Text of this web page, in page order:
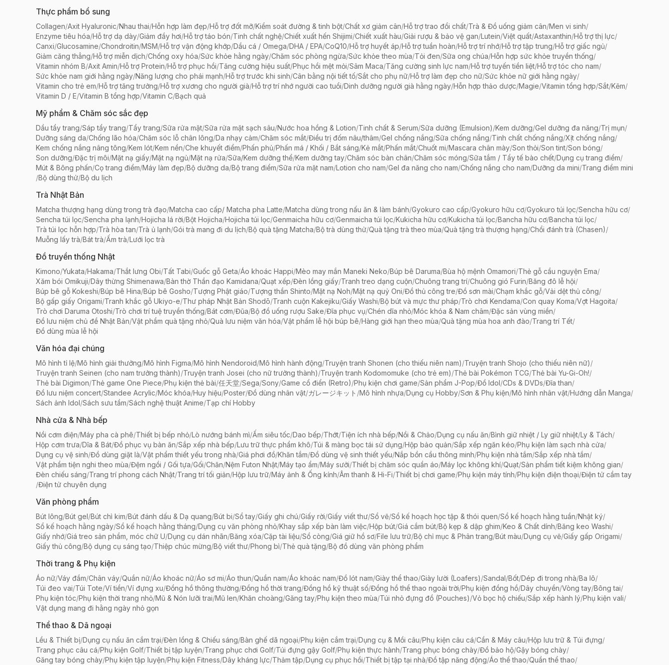
Thực phẩm bổ sung
Collagen/Axit Hyaluronic/Nhau thai/Hỗn hợp làm đẹp/Hỗ trợ đốt mỡ/Kiểm soát đường & tinh bột/Chất xơ giảm cân/Hỗ trợ trao đổi chất/Trà & Đồ uống giảm cân/Men vi sinh/
Enzyme tiêu hóa/Hỗ trợ dạ dày/Giảm đầy hơi/Hỗ trợ táo bón/Tinh chất nghệ/Chiết xuất hến Shijimi/Chiết xuất hàu/Giải rượu & bảo vệ gan/Lutein/Việt quất/Astaxanthin/Hỗ trợ thị lực/
Canxi/Glucosamine/Chondroitin/MSM/Hỗ trợ vận động khớp/Dầu cá / Omega/DHA / EPA/CoQ10/Hỗ trợ huyết áp/Hỗ trợ tuần hoàn/Hỗ trợ trí nhớ/Hỗ trợ tập trung/Hỗ trợ giấc ngủ/
Giảm căng thẳng/Hỗ trợ miễn dịch/Chống oxy hóa/Sức khỏe hằng ngày/Chăm sóc phòng ngừa/Sức khỏe theo mùa/Tỏi đen/Sữa ong chúa/Hỗn hợp sức khỏe truyền thống/
Vitamin nhóm B/Axit Amin/Hỗ trợ Protein/Hỗ trợ phục hồi/Tăng cường hiệu suất/Phục hồi mệt mỏi/Sâm Maca/Tăng cường sinh lực nam/Hỗ trợ tuyến tiền liệt/Hỗ trợ tóc cho nam/
Sức khỏe nam giới hằng ngày/Năng lượng cho phái mạnh/Hỗ trợ trước khi sinh/Cân bằng nội tiết tố/Sắt cho phụ nữ/Hỗ trợ làm đẹp cho nữ/Sức khỏe nữ giới hằng ngày/
Vitamin cho trẻ em/Hỗ trợ tăng trưởng/Hỗ trợ xương cho người già/Hỗ trợ trí nhớ người cao tuổi/Dinh dưỡng người già hằng ngày/Hỗn hợp thảo dược/Magie/Vitamin tổng hợp/Sắt/Kẽm/
Vitamin D / E/Vitamin B tổng hợp/Vitamin C/Bạch quả
Mỹ phẩm & Chăm sóc sắc đẹp
Dầu tẩy trang/Sáp tẩy trang/Tẩy trang/Sữa rửa mặt/Sữa rửa mặt sạch sâu/Nước hoa hồng & Lotion/Tinh chất & Serum/Sữa dưỡng (Emulsion)/Kem dưỡng/Gel dưỡng đa năng/Trị mụn/
Dưỡng sáng da/Chống lão hóa/Chăm sóc lỗ chân lông/Da nhạy cảm/Chăm sóc mắt/Điều trị đốm nâu/thâm/Gel chống nắng/Sữa chống nắng/Tinh chất chống nắng/Xịt chống nắng/
Kem chống nắng nâng tông/Kem lót/Kem nền/Che khuyết điểm/Phấn phủ/Phấn má / Khối / Bắt sáng/Kẻ mắt/Phấn mắt/Chuốt mi/Mascara chân mày/Son thỏi/Son tint/Son bóng/
Son dưỡng/Đặc trị môi/Mặt nạ giấy/Mặt nạ ngủ/Mặt nạ rửa/Sữa/Kem dưỡng thể/Kem dưỡng tay/Chăm sóc bàn chân/Chăm sóc móng/Sữa tắm / Tẩy tế bào chết/Dụng cụ trang điểm/
Mút & Bông phấn/Cọ trang điểm/Máy làm đẹp/Bộ dưỡng da/Bộ trang điểm/Sữa rửa mặt nam/Lotion cho nam/Gel đa năng cho nam/Chống nắng cho nam/Dưỡng da mini/Trang điểm mini
/Bộ dùng thử/Bộ du lịch
Trà Nhật Bản
Matcha thượng hạng dùng trong trà đạo/Matcha cao cấp/ Matcha pha Latte/Matcha dùng trong nấu ăn & làm bánh/Gyokuro cao cấp/Gyokuro hữu cơ/Gyokuro túi lọc/Sencha hữu cơ/
Sencha túi lọc/Sencha pha lạnh/Hojicha lá rời/Bột Hojicha/Hojicha túi lọc/Genmaicha hữu cơ/Genmaicha túi lọc/Kukicha hữu cơ/Kukicha túi lọc/Bancha hữu cơ/Bancha túi lọc/
Trà túi lọc hỗn hợp/Trà hòa tan/Trà ủ lạnh/Gói trà mang đi du lịch/Bộ quà tặng Matcha/Bộ trà dùng thử/Quà tặng trà theo mùa/Quà tặng trà thượng hạng/Chổi đánh trà (Chasen)/
Muỗng lấy trà/Bát trà/Ấm trà/Lưới lọc trà
Đồ truyền thống Nhật
Kimono/Yukata/Hakama/Thắt lưng Obi/Tất Tabi/Guốc gỗ Geta/Áo khoác Happi/Mèo may mắn Maneki Neko/Búp bê Daruma/Bùa hộ mệnh Omamori/Thẻ gỗ cầu nguyện Ema/
Xăm bói Omikuji/Dây thừng Shimenawa/Bàn thờ Thần đạo Kamidana/Quạt xếp/Đèn lồng giấy/Tranh treo dạng cuộn/Chuông trang trí/Chuông gió Furin/Băng đô lễ hội/
Búp bê gỗ Kokeshi/Búp bê Hina/Búp bê Gosho/Tượng Phật giáo/Tượng thần Shinto/Mặt nạ Noh/Mặt nạ quỷ Oni/Đồ thủ công tre/Đồ sơn mài/Chạm khắc gỗ/Vải dệt thủ công/
Bộ gấp giấy Origami/Tranh khắc gỗ Ukiyo-e/Thư pháp Nhật Bản Shodō/Tranh cuộn Kakejiku/Giấy Washi/Bộ bút và mực thư pháp/Trò chơi Kendama/Con quay Koma/Vợt Hagoita/
Trò chơi Daruma Otoshi/Trò chơi trí tuệ truyền thống/Bát cơm/Đũa/Bộ đồ uống rượu Sake/Đĩa phục vụ/Chén dĩa nhỏ/Móc khóa & Nam châm/Đặc sản vùng miền/
Đồ lưu niệm chủ đề Nhật Bản/Vật phẩm quà tặng nhỏ/Quà lưu niệm văn hóa/Vật phẩm lễ hội búp bê/Hàng giới hạn theo mùa/Quà tặng mùa hoa anh đào/Trang trí Tết/
Đồ dùng mùa lễ hội
Văn hóa đại chúng
Mô hình tỉ lệ/Mô hình giải thưởng/Mô hình Figma/Mô hình Nendoroid/Mô hình hành động/Truyện tranh Shonen (cho thiếu niên nam)/Truyện tranh Shojo (cho thiếu niên nữ)/
Truyện tranh Seinen (cho nam trưởng thành)/Truyện tranh Josei (cho nữ trưởng thành)/Truyện tranh Kodomomuke (cho trẻ em)/Thẻ bài Pokémon TCG/Thẻ bài Yu-Gi-Oh!/
Thẻ bài Digimon/Thẻ game One Piece/Phụ kiện thẻ bài/任天堂/Sega/Sony/Game cổ điển (Retro)/Phụ kiện chơi game/Sản phẩm J-Pop/Đồ Idol/CDs & DVDs/Đĩa than/
Đồ lưu niệm concert/Standee Acrylic/Móc khóa/Huy hiệu/Poster/Đồ dùng nhân vật/ガレージキット /Mô hình nhựa/Dụng cụ Hobby/Sơn & Phụ kiện/Mô hình nhân vật/Hướng dẫn Manga/
Sách ảnh Idol/Sách sưu tầm/Sách nghệ thuật Anime/Tạp chí Hobby
Nhà cửa & Nhà bếp
Nồi cơm điện/Máy pha cà phê/Thiết bị bếp nhỏ/Lò nướng bánh mì/Ấm siêu tốc/Dao bếp/Thớt/Tiện ích nhà bếp/Nồi & Chảo/Dụng cụ nấu ăn/Bình giữ nhiệt / Ly giữ nhiệt/Ly & Tách/
Hộp cơm trưa/Dĩa & Bát/Đồ phục vụ bàn ăn/Sắp xếp nhà bếp/Lưu trữ thực phẩm khô/Túi & màng bọc tái sử dụng/Hộp bảo quản/Sắp xếp ngăn kéo/Phụ kiện làm sạch nhà cửa/
Dụng cụ vệ sinh/Đồ dùng giặt là/Vật phẩm thiết yếu trong nhà/Giá phơi đồ/Khăn tắm/Đồ dùng vệ sinh thiết yếu/Nắp bồn cầu thông minh/Phụ kiện nhà tắm/Sắp xếp nhà tắm/
Vật phẩm tiện nghi theo mùa/Đệm ngồi / Gối tựa/Gối/Chăn/Nệm Futon Nhật/Máy tạo ẩm/Máy sưởi/Thiết bị chăm sóc quần áo/Máy lọc không khí/Quạt/Sản phẩm tiết kiệm không gian/
Đèn chiếu sáng/Trang trí phong cách Nhật/Trang trí tối giản/Hộp lưu trữ/Máy ảnh & Ống kính/Âm thanh & Hi-Fi/Thiết bị chơi game/Phụ kiện máy tính/Phụ kiện điện thoại/Điện tử cầm tay
/Điện tử chuyên dụng
Văn phòng phẩm
Bút lông/Bút gel/Bút chì kim/Bút đánh dấu & Dạ quang/Bút bi/Sổ tay/Giấy ghi chú/Giấy rời/Giấy viết thư/Sổ vẽ/Sổ kế hoạch học tập & thói quen/Sổ kế hoạch hằng tuần/Nhật ký/
Sổ kế hoạch hằng ngày/Sổ kế hoạch hằng tháng/Dụng cụ văn phòng nhỏ/Khay sắp xếp bàn làm việc/Hộp bút/Giá cắm bút/Bộ kẹp & dập ghim/Keo & Chất dính/Băng keo Washi/
Giấy nhớ/Giá treo sản phẩm, móc chữ U/Dụng cụ dán nhãn/Băng xóa/Cặp tài liệu/Sổ còng/Giá giữ hồ sơ/File lưu trữ/Bộ chỉ mục & Phân trang/Bút màu/Dụng cụ vẽ/Giấy gấp Origami/
Giấy thủ công/Bộ dụng cụ sáng tạo/Thiệp chúc mừng/Bộ viết thư/Phong bì/Thẻ quà tặng/Bộ đồ dùng văn phòng phẩm
Thời trang & Phụ kiện
Áo nữ/Váy đầm/Chân váy/Quần nữ/Áo khoác nữ/Áo sơ mi/Áo thun/Quần nam/Áo khoác nam/Đồ lót nam/Giày thể thao/Giày lười (Loafers)/Sandal/Bốt/Dép đi trong nhà/Ba lô/
Túi đeo vai/Túi Tote/Ví tiền/Ví đựng xu/Đồng hồ thông thường/Đồng hồ thời trang/Đồng hồ kỹ thuật số/Đồng hồ thể thao ngoài trời/Phụ kiện đồng hồ/Dây chuyền/Vòng tay/Bông tai/
Phụ kiện tóc/Phụ kiện thời trang nhỏ/Mũ & Nón lưỡi trai/Mũ len/Khăn choàng/Găng tay/Phụ kiện theo mùa/Túi nhỏ đựng đồ (Pouches)/Vỏ bọc hộ chiếu/Sắp xếp hành lý/Phụ kiện vali/
Vật dụng mang đi hằng ngày nhỏ gọn
Thể thao & Dã ngoại
Lều & Thiết bị/Dụng cụ nấu ăn cắm trại/Đèn lồng & Chiếu sáng/Bàn ghế dã ngoại/Phụ kiện cắm trại/Dụng cụ & Mồi câu/Phụ kiện câu cá/Cần & Máy câu/Hộp lưu trữ & Túi đựng/
Trang phục câu cá/Phụ kiện Golf/Thiết bị tập luyện/Trang phục chơi Golf/Túi đựng gậy Golf/Phụ kiện thực hành/Trang phục bóng chày/Đồ bảo hộ/Gậy bóng chày/
Găng tay bóng chày/Phụ kiện tập luyện/Phụ kiện Fitness/Dây kháng lực/Thảm tập/Dụng cụ phục hồi/Thiết bị tập tại nhà/Đồ tập năng động/Áo thể thao/Quần thể thao/